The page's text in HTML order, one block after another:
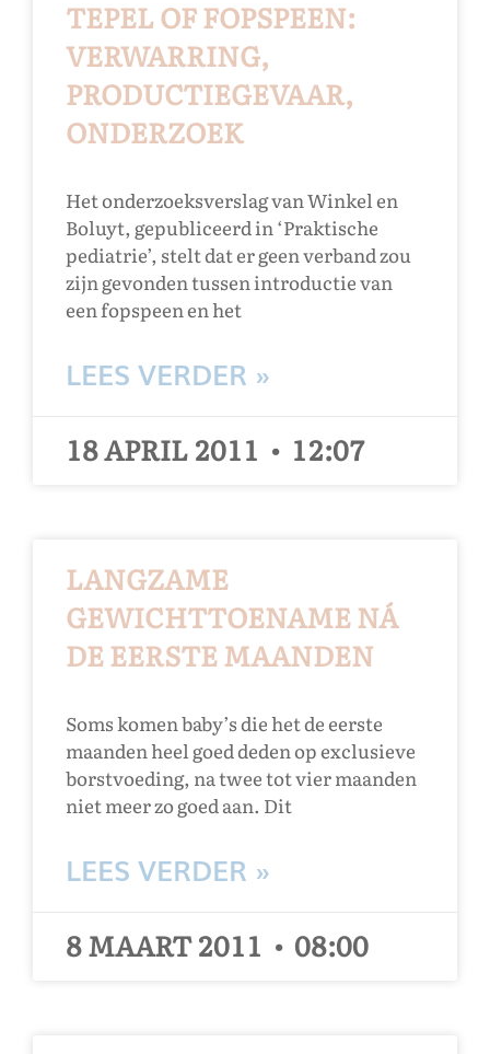
TEPEL OF FOPSPEEN:
VERWARRING,
PRODUCTIEGEVAAR,
ONDERZOEK
Het onderzoeksverslag van Winkel en
Boluyt, gepubliceerd in ‘Praktische
pediatrie’, stelt dat er geen verband zou
zijn gevonden tussen introductie van
een fopspeen en het
LEES VERDER »
18 APRIL 2011 12:07
LANGZAME
GEWICHTTOENAME NÁ
DE EERSTE MAANDEN
Soms komen baby’s die het de eerste
maanden heel goed deden op exclusieve
borstvoeding, na twee tot vier maanden
niet meer zo goed aan. Dit
LEES VERDER »
8 MAART 2011 08:00